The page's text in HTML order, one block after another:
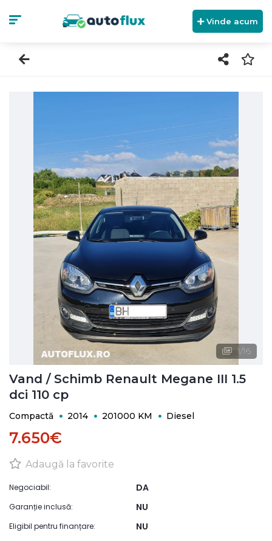
Vinde acum
1/16
Vand / Schimb Renault Megane III 1.5
dci 110 cp
Compactă 2014 201000 KM Diesel
7.650€
Adaugă la favorite
Negociabil: DA
Garanție inclusă: NU
Eligibil pentru finanțare: NU